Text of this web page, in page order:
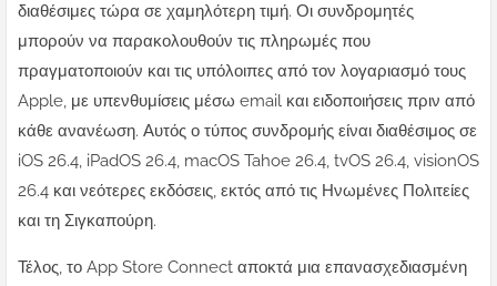
διαθέσιμες τώρα σε χαμηλότερη τιμή. Οι συνδρομητές
μπορούν να παρακολουθούν τις πληρωμές που
πραγματοποιούν και τις υπόλοιπες από τον λογαριασμό τους
Apple, με υπενθυμίσεις μέσω email και ειδοποιήσεις πριν από
κάθε ανανέωση. Αυτός ο τύπος συνδρομής είναι διαθέσιμος σε
iOS 26.4, iPadOS 26.4, macOS Tahoe 26.4, tvOS 26.4, visionOS
26.4 και νεότερες εκδόσεις, εκτός από τις Ηνωμένες Πολιτείες
και τη Σιγκαπούρη.
Τέλος, το App Store Connect αποκτά μια επανασχεδιασμένη